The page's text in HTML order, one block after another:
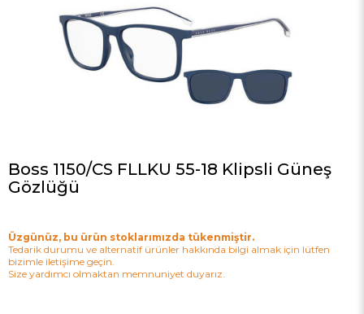
Boss 1150/CS FLLKU 55-18 Klipsli Güneş
Gözlüğü
Üzgünüz, bu ürün stoklarımızda tükenmiştir.
Tedarik durumu ve alternatif ürünler hakkında bilgi almak için lütfen
bizimle iletişime geçin.
Size yardımcı olmaktan memnuniyet duyarız.